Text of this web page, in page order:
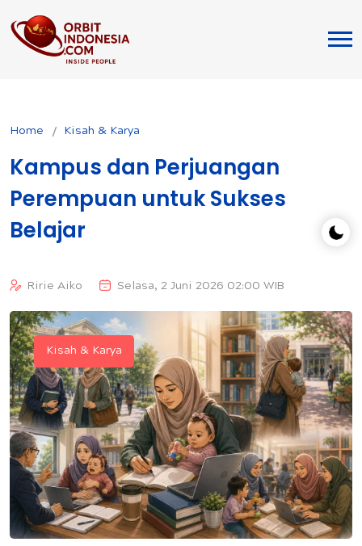
Home Kisah & Karya
Kampus dan Perjuangan
Perempuan untuk Sukses
Belajar
Ririe Aiko Selasa, 2 Juni 2026 02:00 WIB
Kisah & Karya